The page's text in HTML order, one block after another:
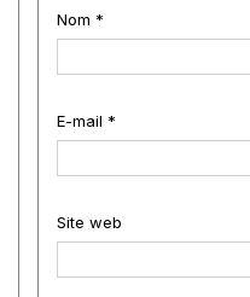
Nom *
E-mail *
Site web